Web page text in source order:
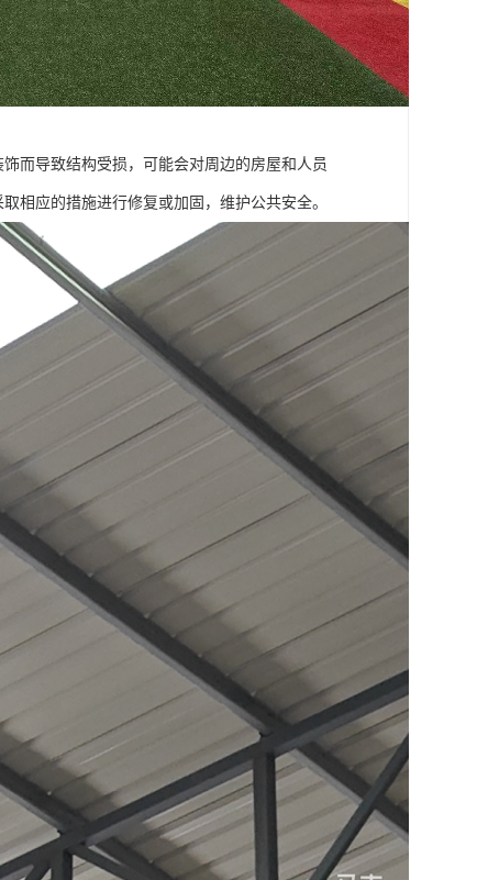
而导致结构受损，可能会对周边的房屋和人员
相应的措施进行修复或加固，维护公共安全。